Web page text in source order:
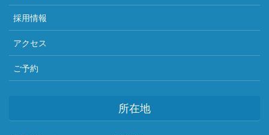
採用情報
アクセス
ご予約
所在地